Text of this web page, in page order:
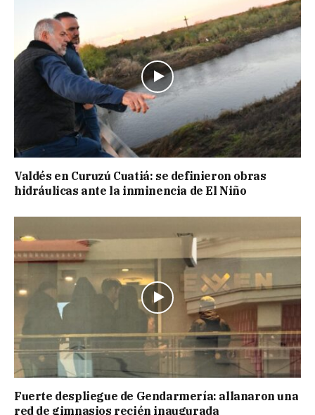
Valdés en Curuzú Cuatiá: se definieron obras
hidráulicas ante la inminencia de El Niño
Fuerte despliegue de Gendarmería: allanaron una
red de gimnasios recién inaugurada